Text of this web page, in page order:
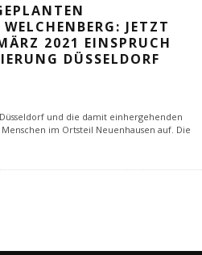
JETZT
2021 EINSPRUCH
DÜSSELDORF
und die damit einhergehenden
im Ortsteil Neuenhausen auf. Die